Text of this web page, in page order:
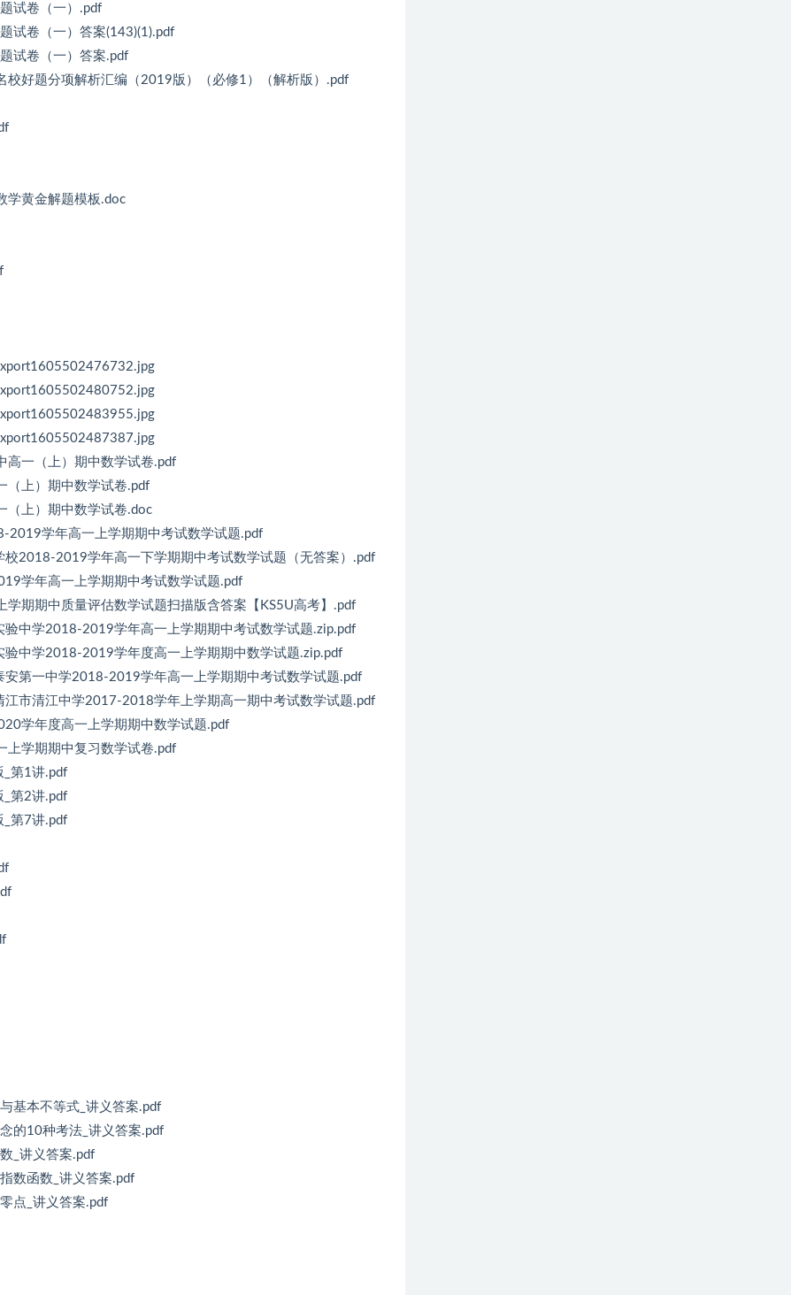
试卷（一）.pdf
试卷（一）答案(143)(1).pdf
试卷（一）答案.pdf
好题分项解析汇编（2019版）（必修1）（解析版）.pdf
黄金解题模板.doc
一（上）期中数学试卷.pdf
上）期中数学试卷.pdf
上）期中数学试卷.doc
学年高一上学期期中考试数学试题.pdf
2018-2019学年高一下学期期中考试数学试题（无答案）.pdf
学年高一上学期期中考试数学试题.pdf
期期中质量评估数学试题扫描版含答案【KS5U高考】.pdf
中学2018-2019学年高一上学期期中考试数学试题.zip.pdf
中学2018-2019学年度高一上学期期中数学试题.zip.pdf
第一中学2018-2019学年高一上学期期中考试数学试题.pdf
市清江中学2017-2018学年上学期高一期中考试数学试题.pdf
学年度高一上学期期中数学试题.pdf
学期期中复习数学试卷.pdf
第1讲.pdf
第2讲.pdf
第7讲.pdf
基本不等式_讲义答案.pdf
的10种考法_讲义答案.pdf
_讲义答案.pdf
数函数_讲义答案.pdf
点_讲义答案.pdf